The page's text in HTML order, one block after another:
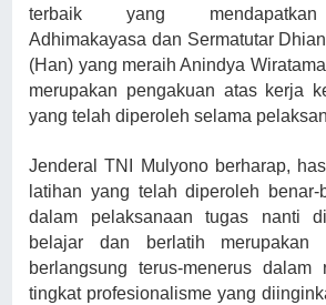
terbaik yang mendapatkan
Adhimakayasa dan Sermatutar
(Han) yang meraih Anindya
merupakan pengakuan atas kerja
yang telah diperoleh selama
Jenderal TNI Mulyono berharap,
latihan yang telah diperoleh benar-
dalam pelaksanaan tugas nanti
belajar dan berlatih
berlangsung terus-menerus dalam
tingkat profesionalisme yang